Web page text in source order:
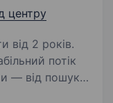
центру
від 2 років.
потік
— від пошуку